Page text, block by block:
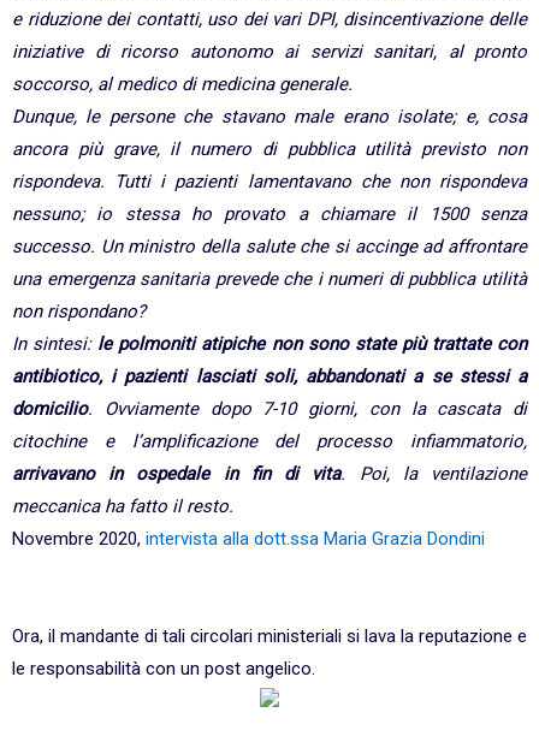
e riduzione dei contatti, uso dei vari DPI, disincentivazione delle
iniziative di ricorso autonomo ai servizi sanitari, al pronto
soccorso, al medico di medicina generale.
Dunque, le persone che stavano male erano isolate; e, cosa
ancora più grave, il numero di pubblica utilità previsto non
rispondeva. Tutti i pazienti lamentavano che non rispondeva
nessuno; io stessa ho provato a chiamare il 1500 senza
successo. Un ministro della salute che si accinge ad affrontare
una emergenza sanitaria prevede che i numeri di pubblica utilità
non rispondano?
In sintesi: le polmoniti atipiche non sono state più trattate con
antibiotico, i pazienti lasciati soli, abbandonati a se stessi a
domicilio. Ovviamente dopo 7-10 giorni, con la cascata di
citochine e l’amplificazione del processo infiammatorio,
arrivavano in ospedale in fin di vita. Poi, la ventilazione
meccanica ha fatto il resto.
Novembre 2020, intervista alla dott.ssa Maria Grazia Dondini
Ora, il mandante di tali circolari ministeriali si lava la reputazione e
le responsabilità con un post angelico.